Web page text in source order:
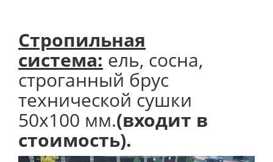
Стропильная
система: ель, сосна,
строганный брус
технической сушки
50х100 мм.(входит в
стоимость).